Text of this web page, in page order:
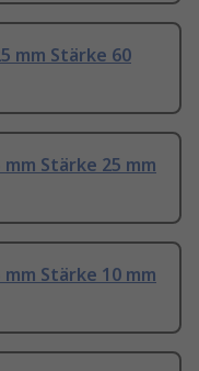
mm Stärke 60
Stärke 25 mm
Stärke 10 mm